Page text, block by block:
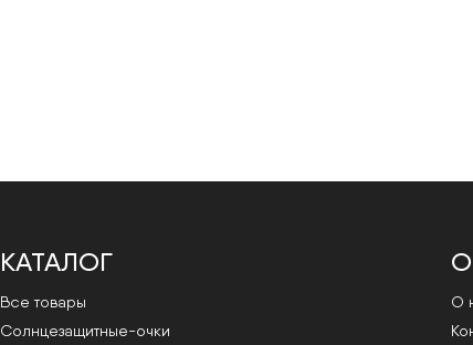
КАТАЛОГ
Все товары
Cолнцезащитные-очки
О